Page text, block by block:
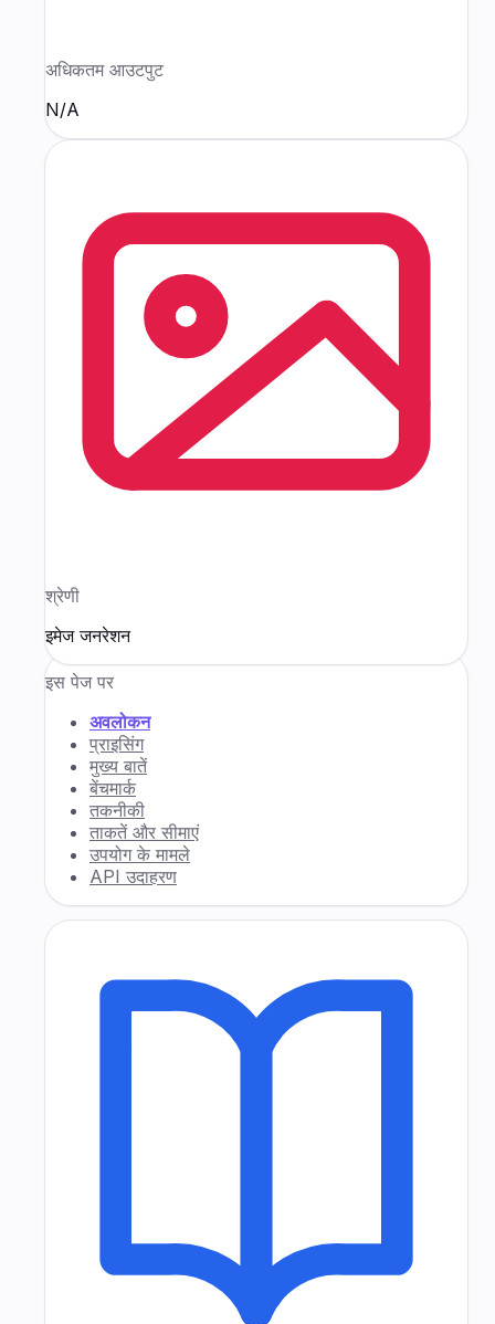
अधिकतम आउटपुट
N/A
श्रेणी
इमेज जनरेशन
इस पेज पर
अवलोकन
प्राइसिंग
मुख्य बातें
बेंचमार्क
तकनीकी
ताकतें और सीमाएं
उपयोग के मामले
API उदाहरण